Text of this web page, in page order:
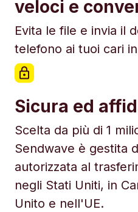
veloci e
Evita le file e invia il
telefono ai tuoi cari
Sicura ed
Scelta da più di 1
Sendwave è gestita
autorizzata al
negli Stati Uniti, in
Unito e nell'UE.